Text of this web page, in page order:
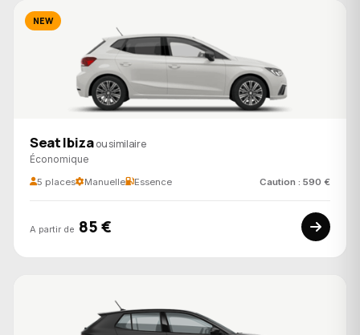
NEW
Seat Ibizaou similaire
Économique
5 places Manuelle Essence Caution : 590 €
A partir de 85 €